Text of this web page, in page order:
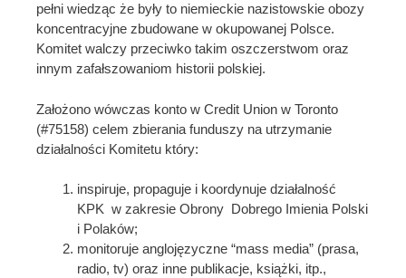
pełni wiedząc że były to niemieckie nazistowskie obozy
koncentracyjne zbudowane w okupowanej Polsce.
Komitet walczy przeciwko takim oszczerstwom oraz
innym zafałszowaniom historii polskiej.
Założono wówczas konto w Credit Union w Toronto
(#75158) celem zbierania funduszy na utrzymanie
działalności Komitetu który:
inspiruje, propaguje i koordynuje działalność
KPK w zakresie Obrony Dobrego Imienia Polski
i Polaków;
monitoruje anglojęzyczne “mass media” (prasa,
radio, tv) oraz inne publikacje, książki, itp.,